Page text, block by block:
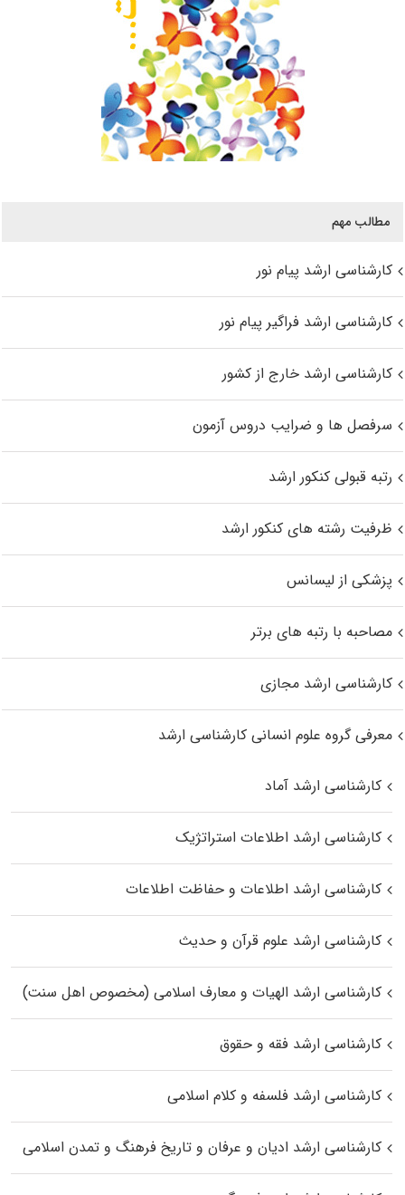
مطالب مهم
کارشناسی ارشد پیام نور
کارشناسی ارشد فراگیر پیام نور
کارشناسی ارشد خارج از کشور
سرفصل ها و ضرایب دروس آزمون
رتبه قبولی کنکور ارشد
ظرفیت رشته های کنکور ارشد
پزشکی از لیسانس
مصاحبه با رتبه های برتر
کارشناسی ارشد مجازی
معرفی گروه علوم انسانی کارشناسی ارشد
کارشناسی ارشد آماد
کارشناسی ارشد اطلاعات استراتژیک
کارشناسی ارشد اطلاعات و حفاظت اطلاعات
کارشناسی ارشد علوم قرآن و حدیث
کارشناسی ارشد الهیات و معارف اسلامی (مخصوص اهل سنت)
کارشناسی ارشد فقه و حقوق
کارشناسی ارشد فلسفه و کلام اسلامی
کارشناسی ارشد ادیان و عرفان و تاریخ فرهنگ و تمدن اسلامی